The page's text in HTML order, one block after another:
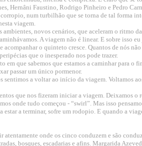
Hernâni Faustino, Rodrigo Pinheiro e Pedro
num turbilhão que se torna de tal forma
viagem.
ambientes, novos cenários, que aceleram o ritmo
A viagem não é linear. E sobre isso
acompanhar o quinteto cresce. Quantos de nós
que o inesperado nos pode trazer.
em que sabemos que estamos a caminhar para o
passar um único pormenor.
sentimos a voltar ao início da viagem. Voltamos
que nos fizeram iniciar a viagem. Deixamos
onde tudo começou - “swirl”. Mas isso
estar a terminar, sofre um rodopio. E quando a
atentamente onde os cinco conduzem e são
bosques, escadarias e afins. Margarida